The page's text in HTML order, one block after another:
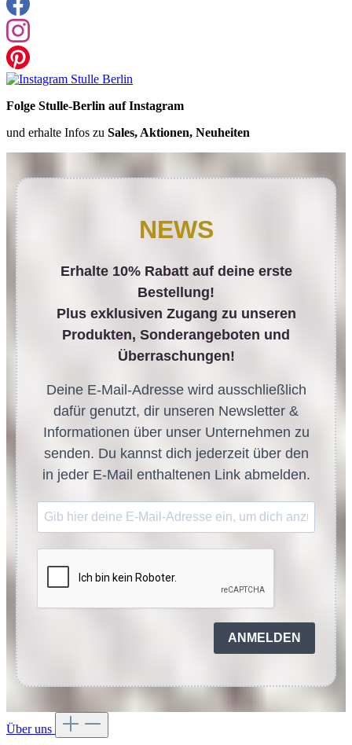
Folge Stulle-Berlin auf Instagram
und erhalte Infos zu Sales, Aktionen, Neuheiten
NEWS
Erhalte 10% Rabatt auf deine erste
Bestellung!
Plus exklusiven Zugang zu unseren
Produkten, Sonderangeboten und
Überraschungen!
Deine E-Mail-Adresse wird ausschließlich
dafür genutzt, dir unseren Newsletter &
Informationen über unser Unternehmen zu
senden. Du kannst dich jederzeit über den
in jeder E-Mail enthaltenen Link abmelden.
ANMELDEN
Über uns